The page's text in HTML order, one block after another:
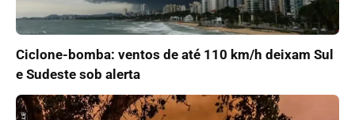
Ciclone-bomba: ventos de até 110 km/h deixam Sul
e Sudeste sob alerta